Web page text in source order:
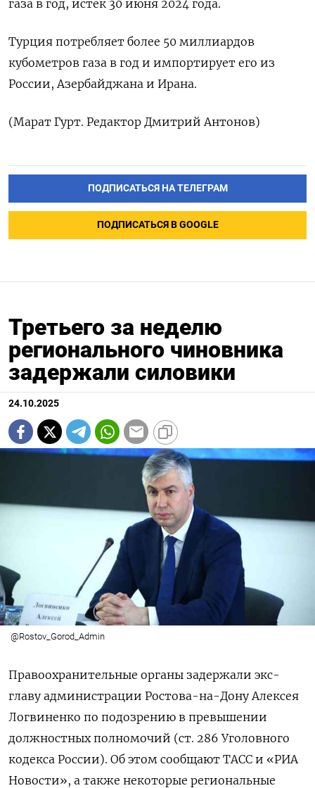
газа в год, истек 30 июня 2024 года.
Турция потребляет более 50 миллиардов
кубометров газа в год и импортирует его из
России, Азербайджана и Ирана.
(Марат Гурт. Редактор Дмитрий Антонов)
ПОДПИСАТЬСЯ НА ТЕЛЕГРАМ
ПОДПИСАТЬСЯ В GOOGLE
Третьего за неделю
регионального чиновника
задержали силовики
24.10.2025
@Rostov_Gorod_Admin
Правоохранительные органы задержали экс-
главу администрации Ростова-на-Дону Алексея
Логвиненко по подозрению в превышении
должностных полномочий (ст. 286 Уголовного
кодекса России). Об этом сообщают ТАСС и «РИА
Новости», а также некоторые региональные